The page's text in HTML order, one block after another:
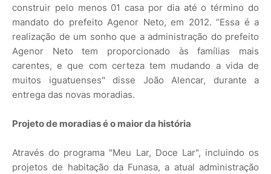
construir pelo menos 01 casa por dia até o término do
mandato do prefeito Agenor Neto, em 2012. “Essa é a
realização de um sonho que a administração do prefeito
Agenor Neto tem proporcionado às famílias mais
carentes, e que com certeza tem mudando a vida de
muitos iguatuenses" disse João Alencar, durante a
entrega das novas moradias.
Projeto de moradias é o maior da história
Através do programa "Meu Lar, Doce Lar", incluindo os
projetos de habitação da Funasa, a atual administração